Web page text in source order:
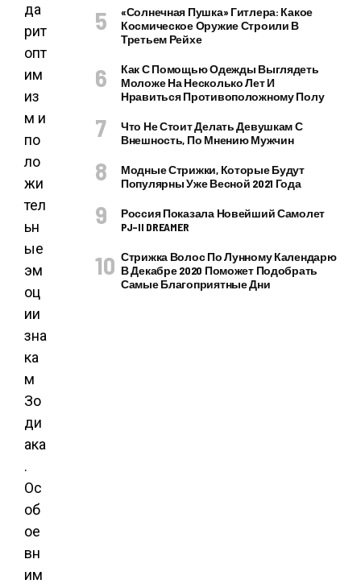
да
рит
опт
им
из
м и
по
ло
жи
тел
ьн
ые
эм
оц
ии
зна
ка
м
Зо
ди
ака
.
Ос
об
ое
вн
им
«Солнечная Пушка» Гитлера: Какое
Космическое Оружие Строили В
Третьем Рейхе
Как С Помощью Одежды Выглядеть
Моложе На Несколько Лет И
Нравиться Противоположному Полу
Что Не Стоит Делать Девушкам С
Внешность, По Мнению Мужчин
Модные Стрижки, Которые Будут
Популярны Уже Весной 2021 Года
Россия Показала Новейший Самолет
PJ–II DREAMER
Стрижка Волос По Лунному Календарю
В Декабре 2020 Поможет Подобрать
Самые Благоприятные Дни